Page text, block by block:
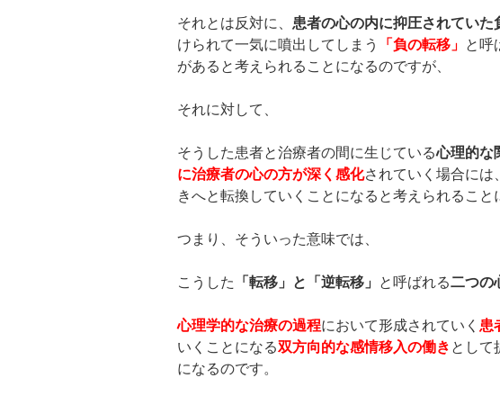
それとは反対に、 患者の心の内に抑圧されていた
けられて一気に噴出してしまう
「負の転移」 と呼
があると考えられることになるのですが、
それに対して、
そうした患者と治療者の間に生じている心理的な
に治療者の心の方が深く感化されていく場合には
きへと転換していくことになると考えられること
つまり、そういった意味では、
こうした 「転移」と「逆転移」 と呼ばれる二つの
心理学的な治療の過程において形成されていく 患
いくことになる双方向的な感情移入の働き として
になるのです。